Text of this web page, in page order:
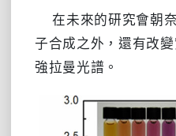
在未來的研究會朝
子合成之外，還有改
強拉曼光譜。